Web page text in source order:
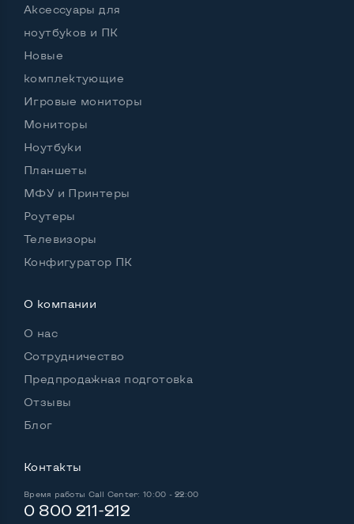
Возможности видеокарты:
Видеопроцессор ноутбука
Размер видеопамяти, Гб
Материал корпуса
Русские и украинские буквы на клавиатуре
Полноразмерная клавиатура NumberPad
Оптический привод
Операционная система
Разъемы подключения:
Выход VGA
Выход HDMI Да
Аксессуары для
ноутбуков и ПК
Новые
комплектующие
Игровые мониторы
Мониторы
Ноутбуки
Планшеты
МФУ и Принтеры
Роутеры
Телевизоры
Конфигуратор ПК
О компании
О нас
Сотрудничество
Предпродажная подготовка
Отзывы
Блог
Контакты
Время работы Call Center: 10:00 - 22:00
0 800 211-212